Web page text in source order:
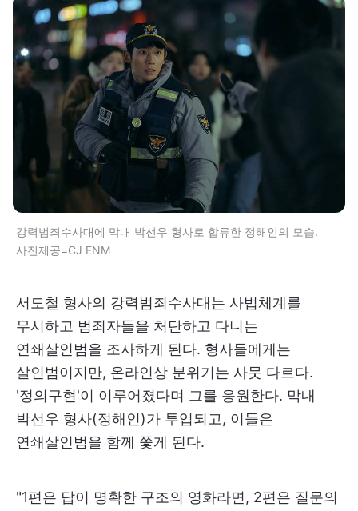
강력범죄수사대에 막내 박선우 형사로 합류한 정해인의 모습.
사진제공=CJ ENM
서도철 형사의 강력범죄수사대는 사법체계를
무시하고 범죄자들을 처단하고 다니는
연쇄살인범을 조사하게 된다. 형사들에게는
살인범이지만, 온라인상 분위기는 사뭇 다르다.
'정의구현'이 이루어졌다며 그를 응원한다. 막내
박선우 형사(정해인)가 투입되고, 이들은
연쇄살인범을 함께 쫓게 된다.
"1편은 답이 명확한 구조의 영화라면, 2편은 질문의